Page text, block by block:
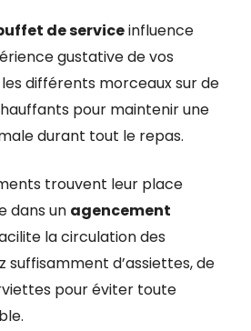
de serviceinfluence
gustative de vos
différents morceaux sur de
pour maintenir une
durant tout le repas.
trouvent leur place
dans un agencement
la circulation des
suffisamment d’assiettes, de
pour éviter toute